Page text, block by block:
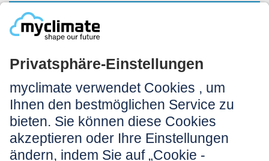
Rechtliches:
Impressum
Nutzungshinweis
AGB